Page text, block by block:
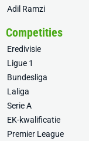
Adil Ramzi
Competities
Eredivisie
Ligue 1
Bundesliga
Laliga
Serie A
EK-kwalificatie
Premier League